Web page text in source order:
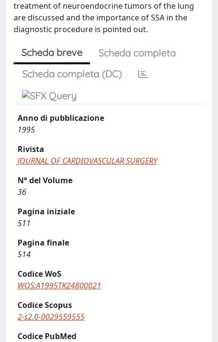
treatment of neuroendocrine tumors of the lung
are discussed and the importance of SSA in the
diagnostic procedure is pointed out.
Scheda breve
Scheda completa
Scheda completa (DC)
Anno di pubblicazione
1995
Rivista
JOURNAL OF CARDIOVASCULAR SURGERY
N° del Volume
36
Pagina iniziale
511
Pagina finale
514
Codice WoS
WOS:A1995TK24800021
Codice Scopus
2-s2.0-0029559555
Codice PubMed